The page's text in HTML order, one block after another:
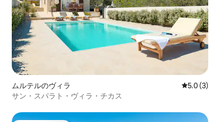
ムルテルのヴィラ レビュー3
5.0 (3)
サン・スパラト・ヴィラ・チカス